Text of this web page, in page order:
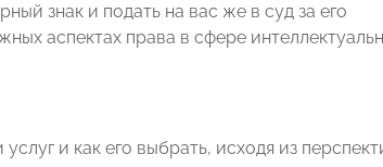
знак и подать на вас же в суд за его
аспектах права в сфере
и как его выбрать, исходя из